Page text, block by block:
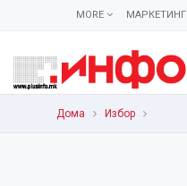
МАРКЕТИНГ
MORE
Дома Избор